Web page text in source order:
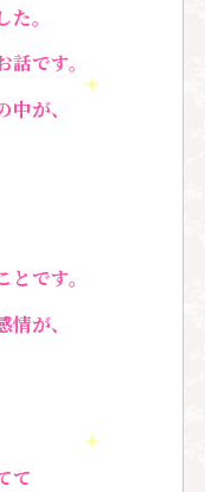
。
です。
が、
です。
が、
て